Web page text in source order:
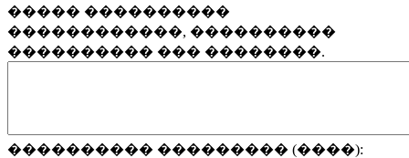
����� ����������
������������, ����������
���������� ��� ��������.
���������� ��������� (����):